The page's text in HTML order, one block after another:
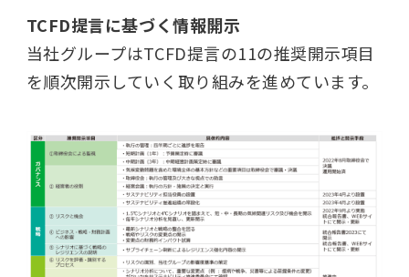
TCFD提言に基づく情報開示
当社グループはTCFD提言の11の推奨開示項目
を順次開示していく取り組みを進めています。